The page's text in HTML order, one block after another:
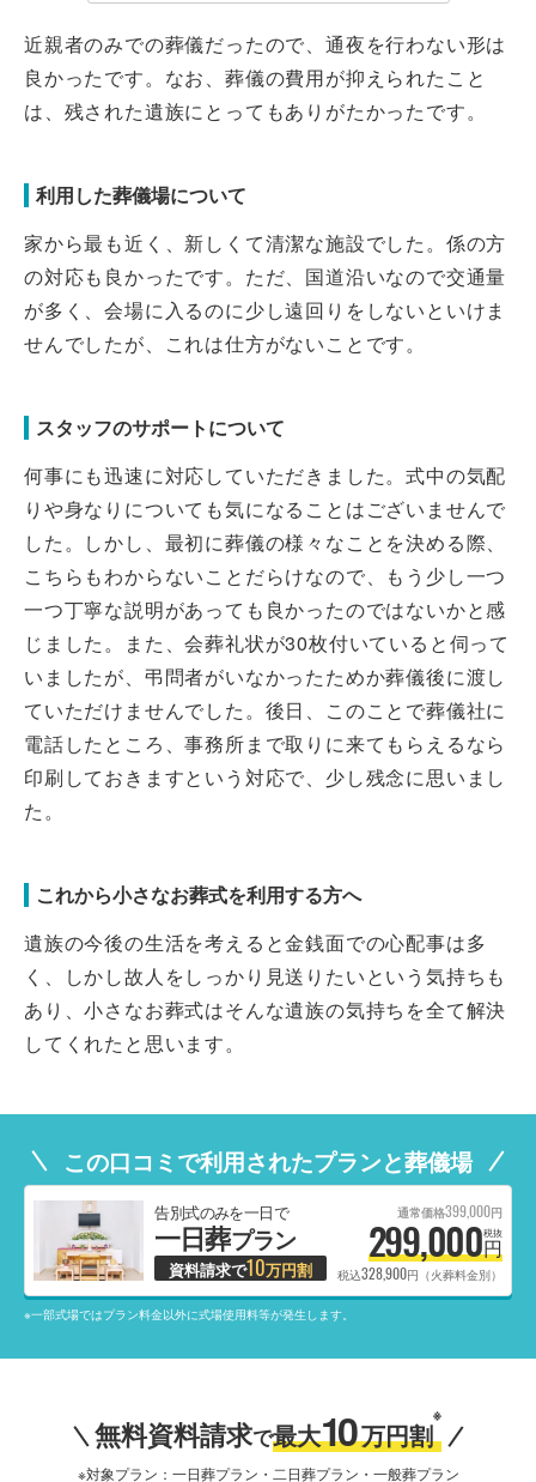
近親者のみでの葬儀だったので、通夜を行わない形は
良かったです。なお、葬儀の費用が抑えられたこと
は、残された遺族にとってもありがたかったです。
利用した葬儀場について
家から最も近く、新しくて清潔な施設でした。係の方
の対応も良かったです。ただ、国道沿いなので交通量
が多く、会場に入るのに少し遠回りをしないといけま
せんでしたが、これは仕方がないことです。
スタッフのサポートについて
何事にも迅速に対応していただきました。式中の気配
りや身なりについても気になることはございませんで
した。しかし、最初に葬儀の様々なことを決める際、
こちらもわからないことだらけなので、もう少し一つ
一つ丁寧な説明があっても良かったのではないかと感
じました。また、会葬礼状が30枚付いていると伺って
いましたが、弔問者がいなかったためか葬儀後に渡し
ていただけませんでした。後日、このことで葬儀社に
電話したところ、事務所まで取りに来てもらえるなら
印刷しておきますという対応で、少し残念に思いまし
た。
これから小さなお葬式を利用する方へ
遺族の今後の生活を考えると金銭面での心配事は多
く、しかし故人をしっかり見送りたいという気持ちも
あり、小さなお葬式はそんな遺族の気持ちを全て解決
してくれたと思います。
この口コミで利用されたプランと葬儀場
告別式のみを一日で
一日葬プラン
資料請求で10万円割
通常価格399,000円
299,000円
税抜
税込328,900円（火葬料金別）
※一部式場ではプラン料金以外に式場使用料等が発生します。
無料資料請求で最大10万円割
※
※対象プラン：一日葬プラン・二日葬プラン・一般葬プラン